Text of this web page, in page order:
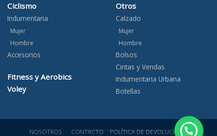
Ciclismo
Indumentaria
Mujer
Hombre
Accesorios
Fitness y Aerobics
Voley
Otros
Calzado
Mujer
Hombre
Bolsos
Cintas y Vendas
Indumentaria Urbana
Botellas
NOSOTROS CONTACTO POLÍTICA DE DEVOLUCIONES
¿Necesitás ayuda?